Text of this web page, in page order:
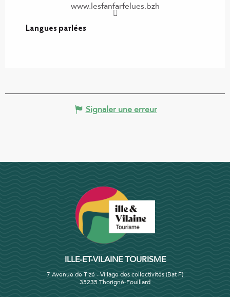
www.lesfanfarfelues.bzh
Langues parlées
Langues parlées
Signaler une erreur
ILLE-ET-VILAINE TOURISME
7 Avenue de Tizé - Village des collectivités (Bat F)
35235 Thorigné-Fouillard